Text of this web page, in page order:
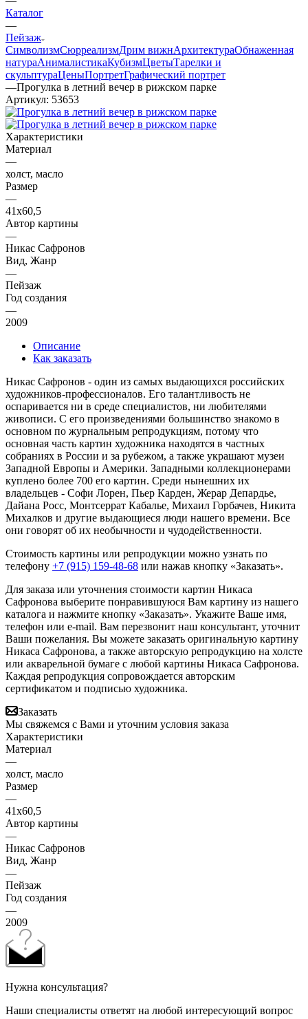
Каталог
—
Пейзаж
СимволизмСюрреализмДрим вижнАрхитектураОбнаженная
натураАнималистикаКубизмЦветыТарелки и
скульптураЦеныПортретГрафический портрет
—Прогулка в летний вечер в рижском парке
Артикул: 53653
Характеристики
Материал
—
холст, масло
Размер
—
41х60,5
Автор картины
—
Никас Сафронов
Вид, Жанр
—
Пейзаж
Год создания
—
2009
Описание
Как заказать
Никас Сафронов - один из самых выдающихся российских
художников-профессионалов. Его талантливость не
оспаривается ни в среде специалистов, ни любителями
живописи. С его произведениями большинство знакомо в
основном по журнальным репродукциям, потому что
основная часть картин художника находятся в частных
собраниях в России и за рубежом, а также украшают музеи
Западной Европы и Америки. Западными коллекционерами
куплено более 700 его картин. Среди нынешних их
владельцев - Софи Лорен, Пьер Карден, Жерар Депардье,
Дайана Росс, Монтсеррат Кабалье, Михаил Горбачев, Никита
Михалков и другие выдающиеся люди нашего времени. Все
они говорят об их необычности и чудодейственности.
Стоимость картины или репродукции можно узнать по
телефону +7 (915) 159-48-68 или нажав кнопку «Заказать».
Для заказа или уточнения стоимости картин Никаса
Сафронова выберите понравившуюся Вам картину из нашего
каталога и нажмите кнопку «Заказать». Укажите Ваше имя,
телефон или e-mail. Вам перезвонит наш консультант, уточнит
Ваши пожелания. Вы можете заказать оригинальную картину
Никаса Сафронова, а также авторскую репродукцию на холсте
или акварельной бумаге с любой картины Никаса Сафронова.
Каждая репродукция сопровождается авторским
сертификатом и подписью художника.
Заказать
Мы свяжемся с Вами и уточним условия заказа
Характеристики
Материал
—
холст, масло
Размер
—
41х60,5
Автор картины
—
Никас Сафронов
Вид, Жанр
—
Пейзаж
Год создания
—
2009
Нужна консультация?
Наши специалисты ответят на любой интересующий вопрос